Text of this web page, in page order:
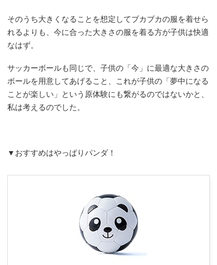
そのうち大きくなることを想定してブカブカの服を着せら
れるよりも、今に合った大きさの服を着る方が子供は快適
なはず。
サッカーボールも同じで、子供の「今」に最適な大きさの
ボールを用意してあげること、これが子供の「夢中になる
ことが楽しい」という原体験にも繋がるのではないかと、
私は考えるのでした。
▼おすすめはやっぱりパンダ！